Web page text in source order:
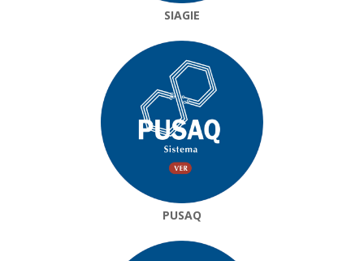
SIAGIE
PUSAQ